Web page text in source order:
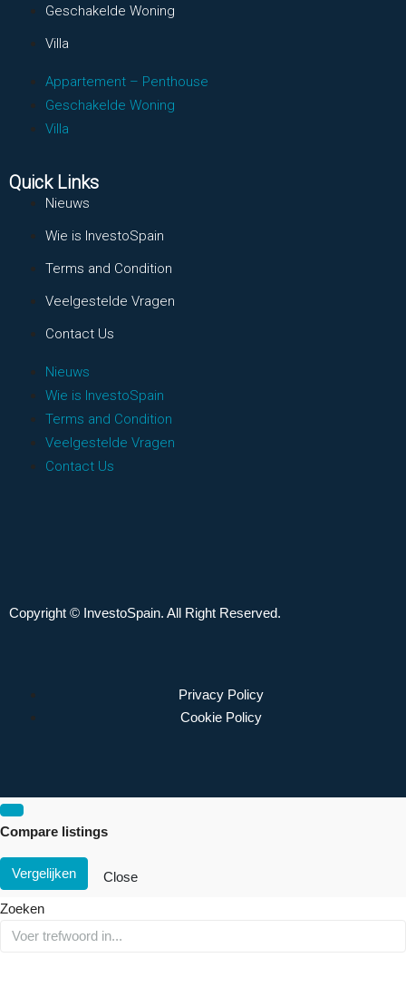
Geschakelde Woning
Villa
Appartement – Penthouse
Geschakelde Woning
Villa
Quick Links
Nieuws
Wie is InvestoSpain
Terms and Condition
Veelgestelde Vragen
Contact Us
Nieuws
Wie is InvestoSpain
Terms and Condition
Veelgestelde Vragen
Contact Us
Copyright © InvestoSpain. All Right Reserved.
Privacy Policy
Cookie Policy
Compare listings
Vergelijken Close
Zoeken